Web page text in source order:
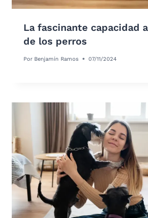
La fascinante capacidad
de los perros
Por Benjamín Ramos 07/11/2024